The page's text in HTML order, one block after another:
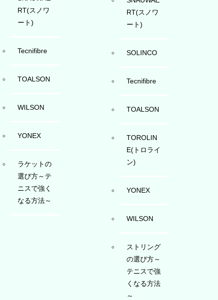
RT(スノワ
ート)
Tecnifibre
TOALSON
WILSON
YONEX
ラケットの
選び方～テ
ニスで強く
なる方法～
RT(スノワ
ート)
SOLINCO
Tecnifibre
TOALSON
TOROLIN
E(トロライ
ン)
YONEX
WILSON
ストリング
の選び方～
テニスで強
くなる方法
～